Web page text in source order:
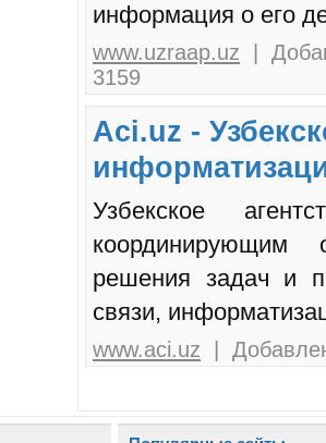
информация о его
www.uzraap.uz |
3159
Aci.uz -
Узбекское
координирующим
решения задач и
связи,
www.aci.uz |